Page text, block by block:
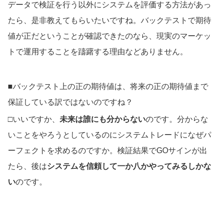
データで検証を行う以外にシステムを評価する方法があっ
たら、是非教えてもらいたいですね。バックテストで期待
値が正だということが確認できたのなら、現実のマーケッ
トで運用することを躊躇する理由などありません。
■バックテスト上の正の期待値は、将来の正の期待値まで
保証している訳ではないのですね？
□いいですか、 未来は誰にも分からないのです。分からな
いことをやろうとしているのにシステムトレードになぜパ
ーフェクトを求めるのですか。検証結果でGOサインが出
たら、後はシステムを信頼して一か八かやってみるしかな
いのです。